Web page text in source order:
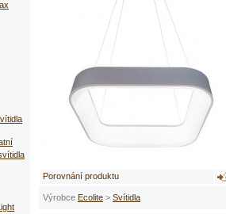
Porovnání produktu
Výrobce Ecolite > Svítidla